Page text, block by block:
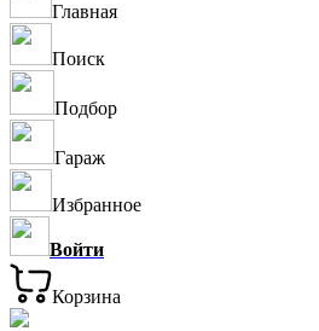
Главная
Поиск
Подбор
Гараж
Избранное
Войти
Корзина